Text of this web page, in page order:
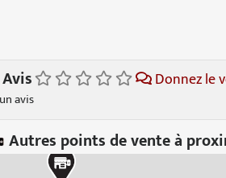
Avis Donnez le
avis
Autres points de vente à